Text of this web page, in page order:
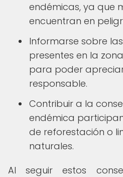
endémicas, ya que
encuentran en
Informarse sobre
presentes en la
para poder
responsable.
Contribuir a la
endémica
de reforestación o
naturales.
Al seguir estos